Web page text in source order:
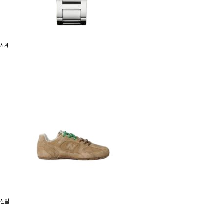
시계
신발